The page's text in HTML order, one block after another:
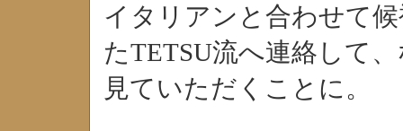
イタリアンと合わせて
たTETSU流へ連絡して
見ていただくことに。